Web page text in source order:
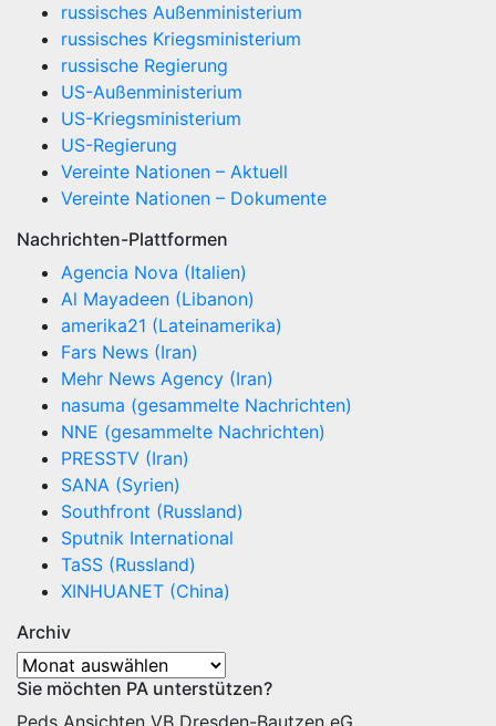
russisches Außenministerium
russisches Kriegsministerium
russische Regierung
US-Außenministerium
US-Kriegsministerium
US-Regierung
Vereinte Nationen – Aktuell
Vereinte Nationen – Dokumente
Nachrichten-Plattformen
Agencia Nova (Italien)
Al Mayadeen (Libanon)
amerika21 (Lateinamerika)
Fars News (Iran)
Mehr News Agency (Iran)
nasuma (gesammelte Nachrichten)
NNE (gesammelte Nachrichten)
PRESSTV (Iran)
SANA (Syrien)
Southfront (Russland)
Sputnik International
TaSS (Russland)
XINHUANET (China)
Archiv
Archiv
Sie möchten PA unterstützen?
Peds Ansichten VB Dresden-Bautzen eG